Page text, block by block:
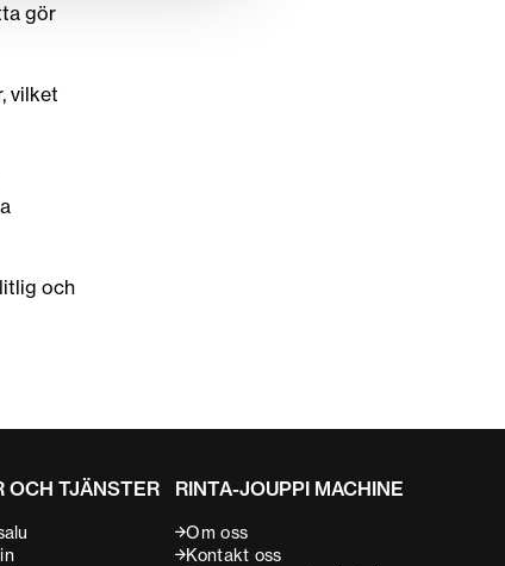
gör
vilket
och
OCH TJÄNSTER RINTA-JOUPPI MACHINE
Om oss
Kontakt oss